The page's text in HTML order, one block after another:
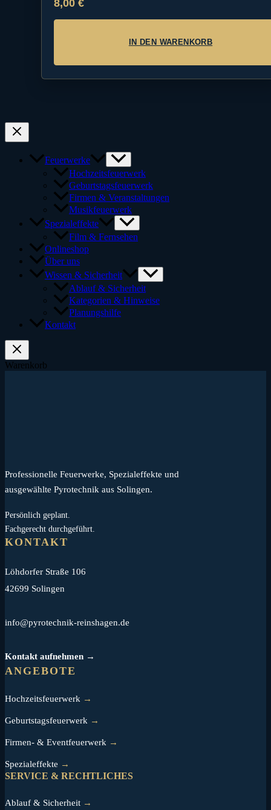
8,00 €
IN DEN WARENKORB
Feuerwerke
Hochzeitsfeuerwerk
Geburtstagsfeuerwerk
Firmen & Veranstaltungen
Musikfeuerwerk
Spezialeffekte
Film & Fernsehen
Onlineshop
Über uns
Wissen & Sicherheit
Ablauf & Sicherheit
Kategorien & Hinweise
Planungshilfe
Kontakt
Warenkorb
Professionelle Feuerwerke, Spezialeffekte und
ausgewählte Pyrotechnik aus Solingen.
Persönlich geplant.
Fachgerecht durchgeführt.
KONTAKT
Löhdorfer Straße 106
42699 Solingen
info@pyrotechnik-reinshagen.de
Kontakt aufnehmen →
ANGEBOTE
Hochzeitsfeuerwerk →
Geburtstagsfeuerwerk →
Firmen- & Eventfeuerwerk →
Spezialeffekte →
SERVICE & RECHTLICHES
Ablauf & Sicherheit →